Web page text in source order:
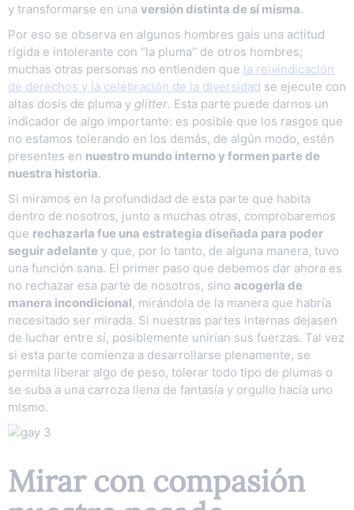
y transformarse en una versión distinta de sí misma.
Por eso se observa en algunos hombres gais una actitud
rígida e intolerante con “la pluma” de otros hombres;
muchas otras personas no entienden que la reivindicación
de derechos y la celebración de la diversidad se ejecute con
altas dosis de pluma y glitter. Esta parte puede darnos un
indicador de algo importante: es posible que los rasgos que
no estamos tolerando en los demás, de algún modo, estén
presentes en nuestro mundo interno y formen parte de
nuestra historia.
Si miramos en la profundidad de esta parte que habita
dentro de nosotros, junto a muchas otras, comprobaremos
que rechazarla fue una estrategia diseñada para poder
seguir adelante y que, por lo tanto, de alguna manera, tuvo
una función sana. El primer paso que debemos dar ahora es
no rechazar esa parte de nosotros, sino acogerla de
manera incondicional, mirándola de la manera que habría
necesitado ser mirada. Si nuestras partes internas dejasen
de luchar entre sí, posiblemente unirían sus fuerzas. Tal vez
si esta parte comienza a desarrollarse plenamente, se
permita liberar algo de peso, tolerar todo tipo de plumas o
se suba a una carroza llena de fantasía y orgullo hacia uno
mismo.
Mirar con compasión